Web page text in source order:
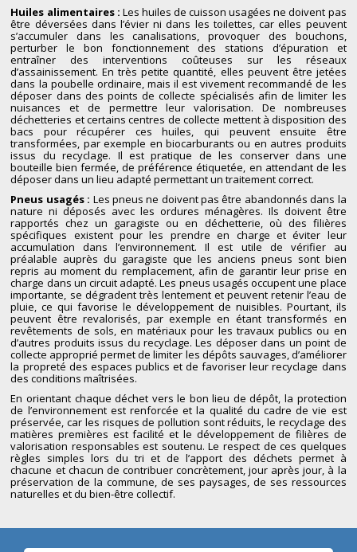
Huiles alimentaires : Les huiles de cuisson usagées ne doivent pas
être déversées dans l’évier ni dans les toilettes, car elles peuvent
s’accumuler dans les canalisations, provoquer des bouchons,
perturber le bon fonctionnement des stations d’épuration et
entraîner des interventions coûteuses sur les réseaux
d’assainissement. En très petite quantité, elles peuvent être jetées
dans la poubelle ordinaire, mais il est vivement recommandé de les
déposer dans des points de collecte spécialisés afin de limiter les
nuisances et de permettre leur valorisation. De nombreuses
déchetteries et certains centres de collecte mettent à disposition des
bacs pour récupérer ces huiles, qui peuvent ensuite être
transformées, par exemple en biocarburants ou en autres produits
issus du recyclage. Il est pratique de les conserver dans une
bouteille bien fermée, de préférence étiquetée, en attendant de les
déposer dans un lieu adapté permettant un traitement correct.
Pneus usagés : Les pneus ne doivent pas être abandonnés dans la
nature ni déposés avec les ordures ménagères. Ils doivent être
rapportés chez un garagiste ou en déchetterie, où des filières
spécifiques existent pour les prendre en charge et éviter leur
accumulation dans l’environnement. Il est utile de vérifier au
préalable auprès du garagiste que les anciens pneus sont bien
repris au moment du remplacement, afin de garantir leur prise en
charge dans un circuit adapté. Les pneus usagés occupent une place
importante, se dégradent très lentement et peuvent retenir l’eau de
pluie, ce qui favorise le développement de nuisibles. Pourtant, ils
peuvent être revalorisés, par exemple en étant transformés en
revêtements de sols, en matériaux pour les travaux publics ou en
d’autres produits issus du recyclage. Les déposer dans un point de
collecte approprié permet de limiter les dépôts sauvages, d’améliorer
la propreté des espaces publics et de favoriser leur recyclage dans
des conditions maîtrisées.
En orientant chaque déchet vers le bon lieu de dépôt, la protection
de l’environnement est renforcée et la qualité du cadre de vie est
préservée, car les risques de pollution sont réduits, le recyclage des
matières premières est facilité et le développement de filières de
valorisation responsables est soutenu. Le respect de ces quelques
règles simples lors du tri et de l’apport des déchets permet à
chacune et chacun de contribuer concrètement, jour après jour, à la
préservation de la commune, de ses paysages, de ses ressources
naturelles et du bien-être collectif.